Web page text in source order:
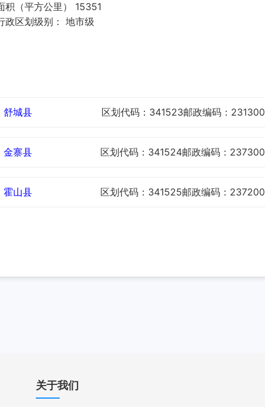
积（平方公里） 15351
政区划级别： 地市级
舒城县 区划代码：341523邮政编码：231300
金寨县 区划代码：341524邮政编码：237300
霍山县 区划代码：341525邮政编码：237200
关于我们